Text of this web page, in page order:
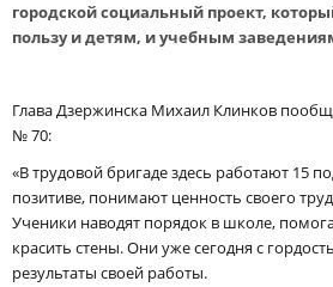
городской социальный проект,
пользу и детям, и учебным
Глава Дзержинска Михаил Клинков
№ 70:
«В трудовой бригаде здесь работают 15
позитиве, понимают ценность своего
Ученики наводят порядок в школе,
красить стены. Они уже сегодня с
результаты своей работы.